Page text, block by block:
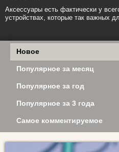
Аксессуары есть фактически у
устройствах, которые так важных
Новое
Популярное за месяц
Популярное за год
Популярное за 3 года
Самое комментируемое